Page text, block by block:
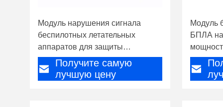
Модуль нарушения сигнала
беспилотных летательных
аппаратов для защиты
критической инфраструктуры
Получите самую
лучшую цену
Модуль
БПЛА на